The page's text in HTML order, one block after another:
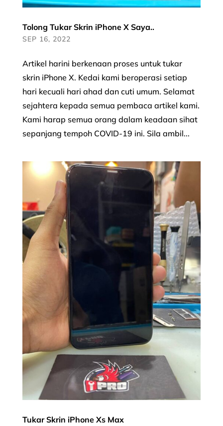
Tolong Tukar Skrin iPhone X Saya..
SEP 16, 2022
Artikel harini berkenaan proses untuk tukar
skrin iPhone X. Kedai kami beroperasi setiap
hari kecuali hari ahad dan cuti umum. Selamat
sejahtera kepada semua pembaca artikel kami.
Kami harap semua orang dalam keadaan sihat
sepanjang tempoh COVID-19 ini. Sila ambil...
Tukar Skrin iPhone Xs Max